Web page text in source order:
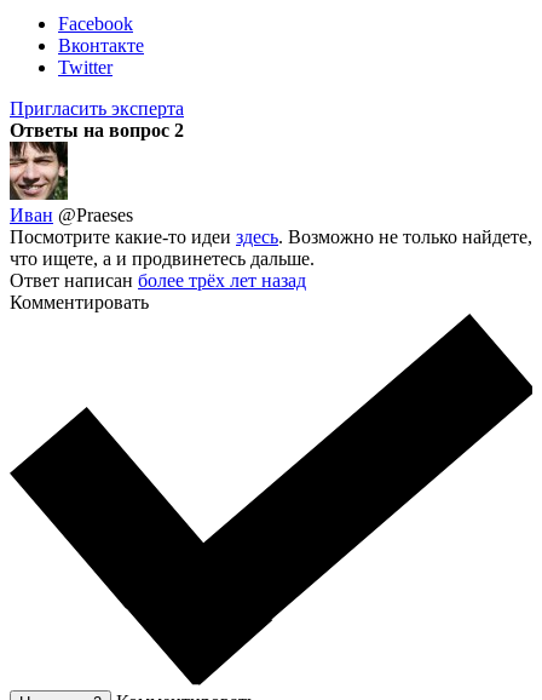
Facebook
Вконтакте
Twitter
Пригласить эксперта
Ответы на вопрос 2
Иван @Praeses
Посмотрите какие-то идеи здесь. Возможно не только найдете,
что ищете, а и продвинетесь дальше.
Ответ написан более трёх лет назад
Комментировать